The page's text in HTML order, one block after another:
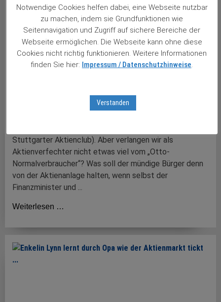
Norwegen machts vorSehr geehrter Herr Brandmaier, ich
Stuttgarter Aktienclub). Aber verlangen wir als
Aktienverfechter nicht etwas viel vom „Otto-
Normalverbraucher“? Was soll der mündige Bürger denn
von der Aktienanlage halten, wenn selbst der
Finanzminister und ...
Weiterlesen …
Notwendige Cookies helfen dabei, eine Webseite nutzbar
zu machen, indem sie Grundfunktionen wie
Seitennavigation und Zugriff auf sichere Bereiche der
Webseite ermöglichen. Die Webseite kann ohne diese
Cookies nicht richtig funktionieren. Weitere Informationen
finden Sie hier: Impressum / Datenschutzhinweise
Verstanden